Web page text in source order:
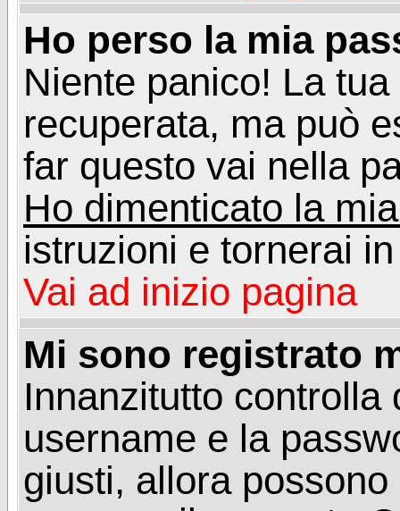
Ho perso la mia
Niente panico! La
recuperata, ma può
far questo vai nella
Ho dimenticato la
istruzioni e tornerai
Vai ad inizio pagina
Mi sono registrato
Innanzitutto controlla
username e la
giusti, allora